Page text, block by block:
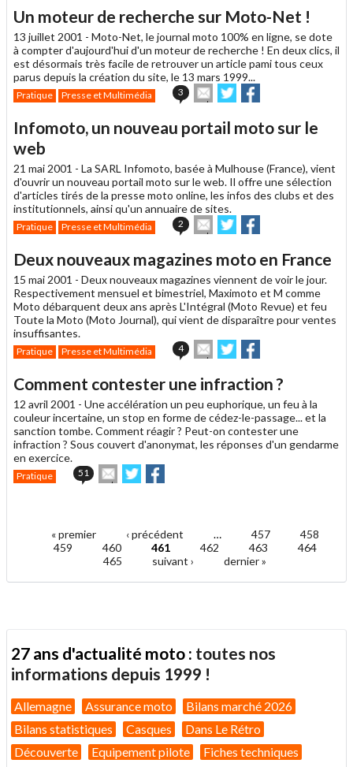
à
un
ami
Un moteur de recherche sur Moto-Net !
13 juillet 2001 - Moto-Net, le journal moto 100% en ligne, se dote
à compter d'aujourd'hui d'un moteur de recherche ! En deux clics, il
est désormais très facile de retrouver un article pami tous ceux
parus depuis la création du site, le 13 mars 1999...
Pratique Presse et Multimédia 3
Envoyer
cet
à
Partager
sur sur
Infomoto, un nouveau portail moto sur le
web
21 mai 2001 - La SARL Infomoto, basée à Mulhouse (France), vient
d'ouvrir un nouveau portail moto sur le web. Il offre une sélection
d'articles tirés de la presse moto online, les infos des clubs et des
institutionnels, ainsi qu'un annuaire de sites.
Pratique Presse et Multimédia 2
Envoyer
cet
à
un
ami
Partager
sur sur
Deux nouveaux magazines moto en France
15 mai 2001 - Deux nouveaux magazines viennent de voir le jour.
Respectivement mensuel et bimestriel, Maximoto et M comme
Moto débarquent deux ans après L'Intégral (Moto Revue) et feu
Toute la Moto (Moto Journal), qui vient de disparaître pour ventes
insuffisantes.
Pratique Presse et Multimédia 4
Envoyer
cet
à
un
ami
Partager
sur sur
Comment contester une infraction ?
12 avril 2001 - Une accélération un peu euphorique, un feu à la
couleur incertaine, un stop en forme de cédez-le-passage... et la
sanction tombe. Comment réagir ? Peut-on contester une
infraction ? Sous couvert d'anonymat, les réponses d'un gendarme
en exercice.
Pratique 51
Envoyer
cet
Partager
sur sur
Pages« premier ‹ précédent … 457
458
459
460 461 462 463
464
465
suivant › dernier »
27 ans d'actualité moto : toutes nos
informations depuis 1999 !
Allemagne Assurance moto
Bilans marché 2026
Bilans statistiques
Casques
Dans Le Rétro
Découverte
Equipement pilote
Fiches techniques